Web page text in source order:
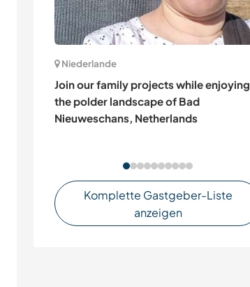
Niederlande
Join our family projects while enjoying
the polder landscape of Bad
Nieuweschans, Netherlands
Komplette Gastgeber-Liste
anzeigen